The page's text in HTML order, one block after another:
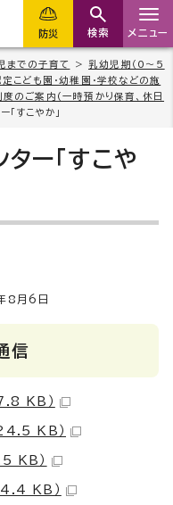
防災 検索 メニュー
までの子育て >乳幼児期（0～5
定こども園・幼稚園・学校などの施
のご案内(一時預かり保育、休日
すこやか」
ー「すこや
8月6日
信
KB）
KB）
KB）
KB）